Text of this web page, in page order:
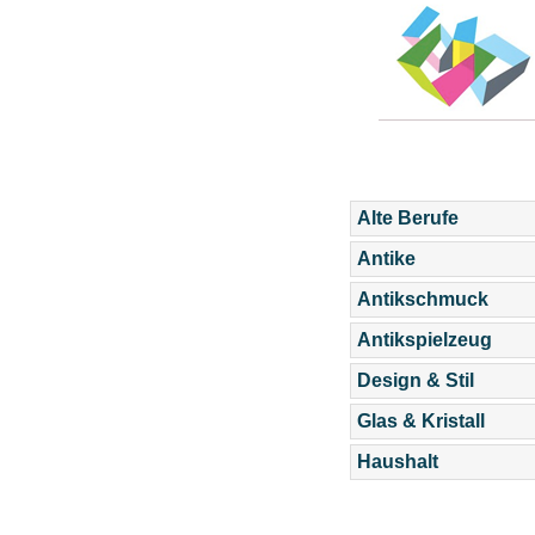
Alte Berufe
Antike
Antikschmuck
Antikspielzeug
Design & Stil
Glas & Kristall
Haushalt